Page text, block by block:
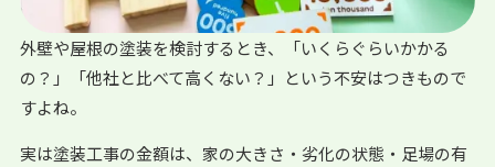
外壁や屋根の塗装を検討するとき、「いくらぐらいかかる
の？」「他社と比べて高くない？」という不安はつきもので
すよね。
実は塗装工事の金額は、家の大きさ・劣化の状態・足場の有